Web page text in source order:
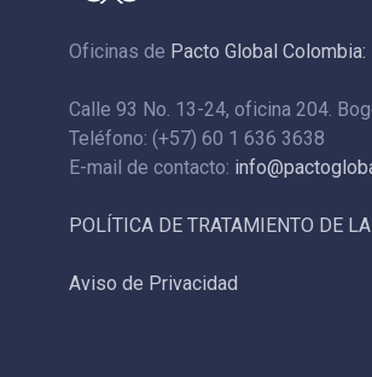
Oficinas de Pacto Global Colombia:
Calle 93 No. 13-24, oficina 204.
Teléfono: (+57) 60 1 636 3638
E-mail de contacto:
POLÍTICA DE TRATAMIENTO DE
Aviso de Privacidad